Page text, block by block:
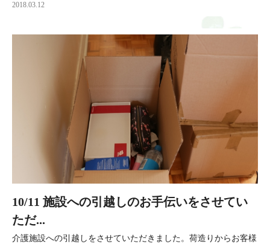
2018.03.12
10/11 施設への引越しのお手伝いをさせてい
ただ...
介護施設への引越しをさせていただきました。荷造りからお客様